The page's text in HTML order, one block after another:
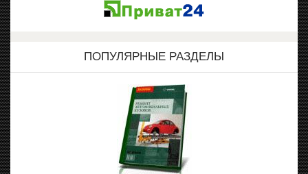
ПОПУЛЯРНЫЕ РАЗДЕЛЫ